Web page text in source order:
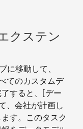
クステン
移動して、
てのカスタムデ
すると、[デー
、会社が計画し
す。このタスク